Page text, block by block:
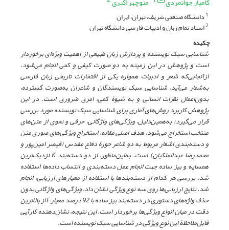
1دانشگاه صنعتی شریف، تهران، ایران
2استاد تمام زبان و ادبیات فارسی دانشگاه تهران
چکیده
شناسایی سبک نویسنده و پردازش زبان طبیعی از اهمیت ویژ‌ه‌ای برخوردار
است و پژوهش در این زمینه به دو صورت کیفی و کمی انجام می‌شود.
ازآنجایی‌که شعر و ادبیات همواره یکی از افتخارات تاریخی زبان فارسی
به‌شمار می‌آید، شناسایی سبک نویسندگان و شاعران به‌صورت گسترده،
بدوناعمال نظرات انسانی و به شیوۀ کمی، امری ضروری است. در این
پژوهش کاربرد روش‌های آماری برای شناسایی سبک نویسنده مورد بررسی
قرار می‌گیرد؛ به‌همین‌دلیل، ویژگی‌های واژگانی، حرفی و نحوی از متن‌های
منتخب استخراج می‌شود. هدف اصلی مقاله، استخراج ویژگی‌های صوری متن
و دسته‌بندی اشعار مربوط به دو شاعر حوزۀ دفاع مقدس (قیصر امین‌پور و
محمدرضا عبدالملکیان) است. به‌این‌منظور، از دو دسته‌بندKنزدیکترین
همسایه و بیز ساده جهت انجام عمل دسته‌بندی و انتساب داده‌ها استفاده
شد. بررسی هر کدام از دسته‌بندها با استفاده از معیارهای ارزیابی، انجام
شد. نتایج ارزیابی‌ها روی سه نوع ویژگی نشان داد، ویژگی‌های واژگانی بدون
حذف واژه‌های دستوری در دسته‌بند بیز ساده با 92 درصد معیار
Fاز بالاترین
دقت در میان انواع ویژگی‌ها برخوردار است. این نتیجه، نشان‌دهنده کارآیی
قابل‌ملاحظۀ این نوع ویژگی در شناسایی سبک نویسنده است.